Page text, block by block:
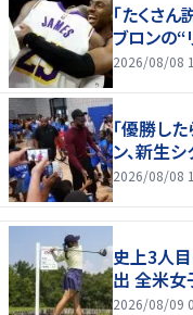
「たくさ
ブロンの“
2026/08/08
「優勝し
ン、新生
2026/08/08
史上3人
出 全米女
2026/08/09